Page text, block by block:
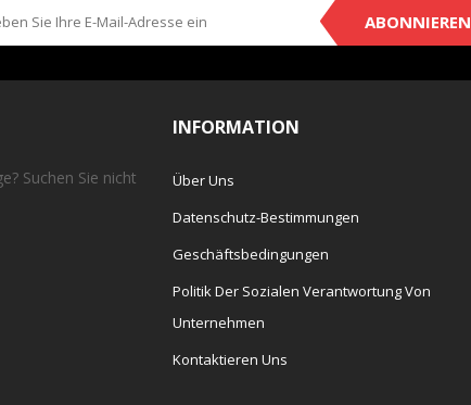
ABONNIEREN
Suchen Sie nicht
INFORMATION
Über Uns
Datenschutz-Bestimmungen
Geschäftsbedingungen
Politik Der Sozialen Verantwortung Von
Unternehmen
Kontaktieren Uns